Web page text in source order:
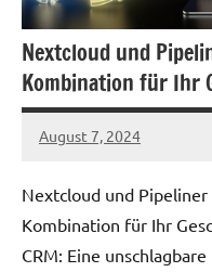
Nextcloud und
Kombination für Ihr
August 7, 2024
admin
Nextcloud und Pipeliner
Kombination für Ihr
CRM: Eine